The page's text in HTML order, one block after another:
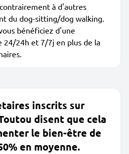
à d'autres
du dog-sitting/dog walking.
bénéficiez d'une
24/24h et 7/7j en plus de la
inscrits sur
disent que cela
le bien-être de
en moyenne.